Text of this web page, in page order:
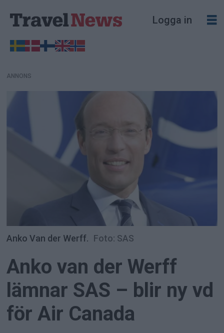
Logga in
ANNONS
Anko Van der Werff. Foto: SAS
Anko van der Werff
lämnar SAS – blir ny vd
för Air Canada